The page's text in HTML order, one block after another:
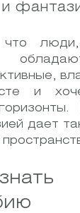
что
и
дает